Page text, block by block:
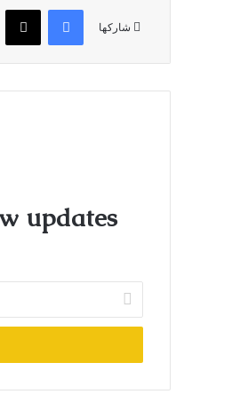
شاركها
فيسبوك X
updates!
بريدك
الإلكتروني